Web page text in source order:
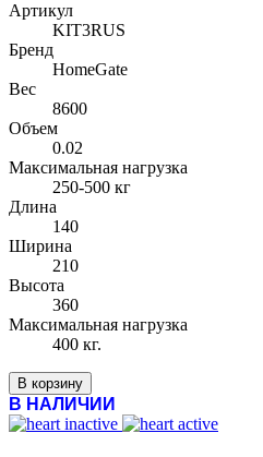
Артикул
KIT3RUS
Бренд
HomeGate
Вес
8600
Объем
0.02
Максимальная нагрузка
250-500 кг
Длина
140
Ширина
210
Высота
360
Максимальная нагрузка
400 кг.
В корзину
В НАЛИЧИИ